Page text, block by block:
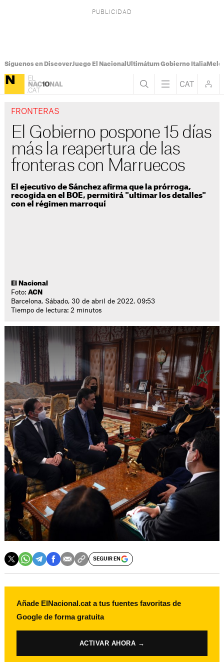
Síguenos en DiscoverJuego El Nacional Ultimátum Gobierno Italia
FRONTERAS
El Gobierno pospone 15 días
más la reapertura de las
fronteras con Marruecos
El ejecutivo de Sánchez afirma que la prórroga,
recogida en el BOE, permitirá "ultimar los detalles"
con el régimen marroquí
El Nacional
Foto:ACN
Barcelona. Sábado, 30 de abril de 2022. 09:53
Tiempo de lectura: 2 minutos
SEGUIR EN
Añade ElNacional.cat a tus fuentes favoritas de
Google de forma gratuita
ACTIVAR AHORA →